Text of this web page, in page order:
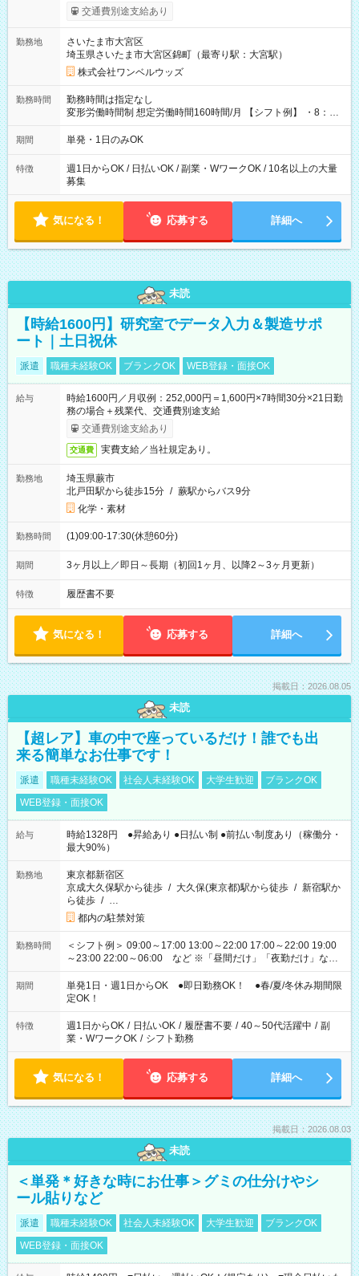
いOK！（規定あり） ┗働いたその日に現金GET♪ お仕事後はコ
ンビニATMから 日払い分を引き落とせます！ 【試用期間】試
交通費別途支給あり
勤務地
さいたま市大宮区
埼玉県さいたま市大宮区錦町（最寄り駅：大宮駅）
株式会社ワンベルウッズ
勤務時間
勤務時間は指定なし
変形労働時間制 想定労働時間160時間/月 【シフト例】 ・8：00
～21：00
期間 単発・1日のみOK
特徴
週1日からOK / 日払いOK / 副業・WワークOK / 10名以上の大量
募集
気になる！ 応募する 詳細へ
未読
【時給1600円】研究室でデータ入力＆製造サポ
ート｜土日祝休
派遣 職種未経験OK ブランクOK WEB登録・面接OK
給与
時給1600円／月収例：252,000円＝1,600円×7時間30分×21日勤
務の場合＋残業代、交通費別途支給
交通費別途支給あり
交通費 実費支給／当社規定あり。
勤務地
埼玉県蕨市
北戸田駅から徒歩15分 / 蕨駅からバス9分
化学・素材
勤務時間 (1)09:00-17:30(休憩60分)
期間 3ヶ月以上／即日～長期（初回1ヶ月、以降2～3ヶ月更新）
特徴 履歴書不要
気になる！ 応募する 詳細へ
掲載日：2026.08.05
未読
【超レア】車の中で座っているだけ！誰でも出
来る簡単なお仕事です！
派遣 職種未経験OK 社会人未経験OK 大学生歓迎
ブランクOK
WEB登録・面接OK
給与
時給1328円 ●昇給あり ●日払い制 ●前払い制度あり（稼働分・
最大90%）
勤務地
東京都新宿区
京成大久保駅から徒歩 / 大久保(東京都)駅から徒歩 / 新宿駅か
ら徒歩 / …
都内の駐禁対策
勤務時間
＜シフト例＞ 09:00～17:00 13:00～22:00 17:00～22:00 19:00
～23:00 22:00～06:00 など ※「昼間だけ」「夜勤だけ」など
の希望OK
期間
単発1日・週1日からOK ●即日勤務OK！ ●春/夏/冬休み期間限
定OK！
特徴 週1日からOK / 日払いOK / 履歴書不要 / 40～50代活躍中 / 副
業・WワークOK / シフト勤務
気になる！ 応募する 詳細へ
掲載日：2026.08.03
未読
＜単発＊好きな時にお仕事＞グミの仕分けやシ
ール貼りなど
派遣 職種未経験OK 社会人未経験OK 大学生歓迎
ブランクOK
WEB登録・面接OK